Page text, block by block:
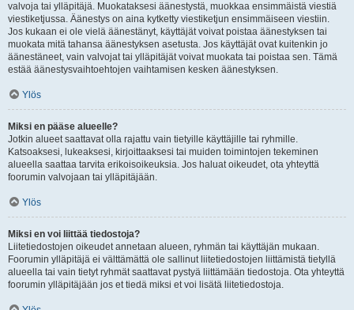
valvoja tai ylläpitäjä. Muokataksesi äänestystä, muokkaa ensimmäistä viestiä
viestiketjussa. Äänestys on aina kytketty viestiketjun ensimmäiseen viestiin.
Jos kukaan ei ole vielä äänestänyt, käyttäjät voivat poistaa äänestyksen tai
muokata mitä tahansa äänestyksen asetusta. Jos käyttäjät ovat kuitenkin jo
äänestäneet, vain valvojat tai ylläpitäjät voivat muokata tai poistaa sen. Tämä
estää äänestysvaihtoehtojen vaihtamisen kesken äänestyksen.
Ylös
Miksi en pääse alueelle?
Jotkin alueet saattavat olla rajattu vain tietyille käyttäjille tai ryhmille.
Katsoaksesi, lukeaksesi, kirjoittaaksesi tai muiden toimintojen tekeminen
alueella saattaa tarvita erikoisoikeuksia. Jos haluat oikeudet, ota yhteyttä
foorumin valvojaan tai ylläpitäjään.
Ylös
Miksi en voi liittää tiedostoja?
Liitetiedostojen oikeudet annetaan alueen, ryhmän tai käyttäjän mukaan.
Foorumin ylläpitäjä ei välttämättä ole sallinut liitetiedostojen liittämistä tietyllä
alueella tai vain tietyt ryhmät saattavat pystyä liittämään tiedostoja. Ota yhteyttä
foorumin ylläpitäjään jos et tiedä miksi et voi lisätä liitetiedostoja.